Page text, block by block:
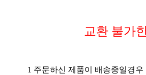
교환 불가
1 주문하신 제품이 배송중일경